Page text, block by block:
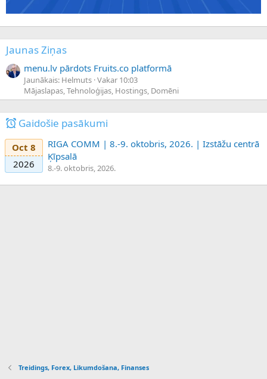
Jaunas Ziņas
menu.lv pārdots Fruits.co platformā
Jaunākais: Helmuts Vakar 10:03
Mājaslapas, Tehnoloģijas, Hostings, Domēni
Gaidošie pasākumi
Oct 8
2026
RIGA COMM | 8.-9. oktobris, 2026. | Izstāžu centrā
Ķīpsalā
8.-9. oktobris, 2026.
Treidings, Forex, Likumdošana, Finanses